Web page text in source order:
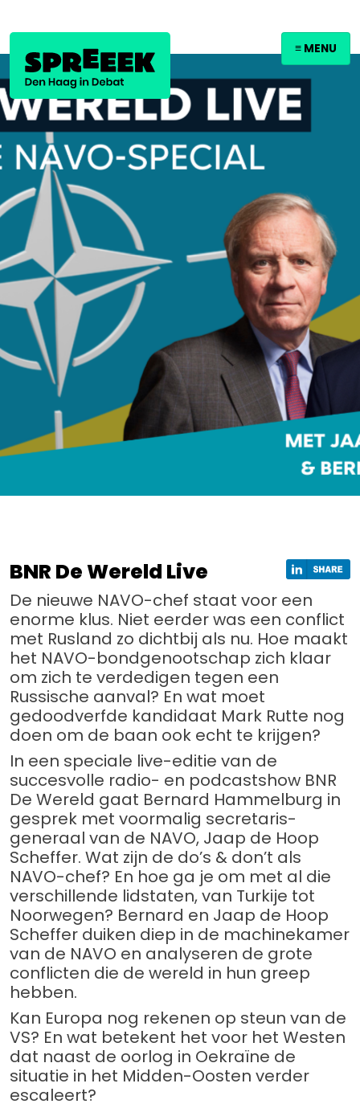
≡ MENU
BNR De Wereld Live
De nieuwe NAVO-chef staat voor een
enorme klus. Niet eerder was een conflict
met Rusland zo dichtbij als nu. Hoe maakt
het NAVO-bondgenootschap zich klaar
om zich te verdedigen tegen een
Russische aanval? En wat moet
gedoodverfde kandidaat Mark Rutte nog
doen om de baan ook echt te krijgen?
In een speciale live-editie van de
succesvolle radio- en podcastshow BNR
De Wereld gaat Bernard Hammelburg in
gesprek met voormalig secretaris-
generaal van de NAVO, Jaap de Hoop
Scheffer. Wat zijn de do’s & don’t als
NAVO-chef? En hoe ga je om met al die
verschillende lidstaten, van Turkije tot
Noorwegen? Bernard en Jaap de Hoop
Scheffer duiken diep in de machinekamer
van de NAVO en analyseren de grote
conflicten die de wereld in hun greep
hebben.
Kan Europa nog rekenen op steun van de
VS? En wat betekent het voor het Westen
dat naast de oorlog in Oekraïne de
situatie in het Midden-Oosten verder
escaleert?